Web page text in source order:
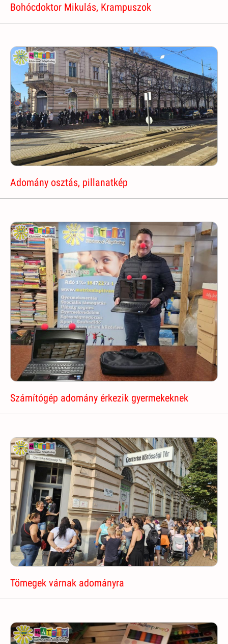
Bohócdoktor Mikulás, Krampuszok
Adomány osztás, pillanatkép
Számítógép adomány érkezik gyermekeknek
Tömegek várnak adományra